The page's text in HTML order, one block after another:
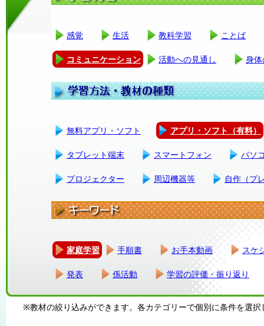
感覚 生活 教科学習 ことば
コミュニケーション 活動への見通し 身
無料アプリ・ソフト アプリ・ソフト（有料）
タブレット端末 スマートフォン パソ
プロジェクター 周辺機器等 自作（プ
家庭学習 手順書 お手本動画 スケ
発表 係活動 学習の評価・振り返り
※教材の絞り込みができます。各カテゴリーで個別に条件を選択